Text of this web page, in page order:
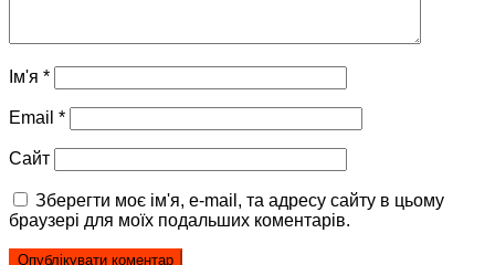
Ім'я *
Email *
Сайт
Зберегти моє ім'я, e-mail, та адресу сайту в цьому
браузері для моїх подальших коментарів.